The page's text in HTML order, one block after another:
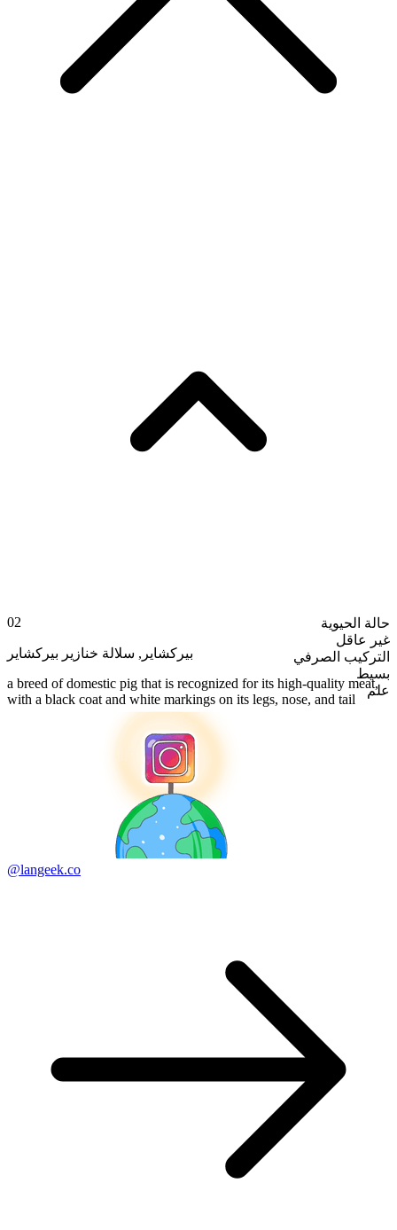
حالة الحيوية
غير عاقل
التركيب الصرفي
بسيط
علم
02
بيركشاير , سلالة خنازير بيركشاير
a breed of domestic pig that is recognized for its high-quality meat,
with a black coat and white markings on its legs, nose, and tail
@langeek.co